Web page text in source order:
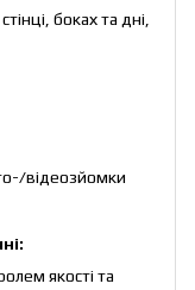
боках та дні,
відеозйомки
якості та